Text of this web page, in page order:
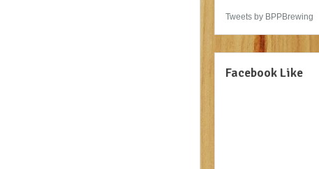
Tweets by BPPBrewing
Facebook Like